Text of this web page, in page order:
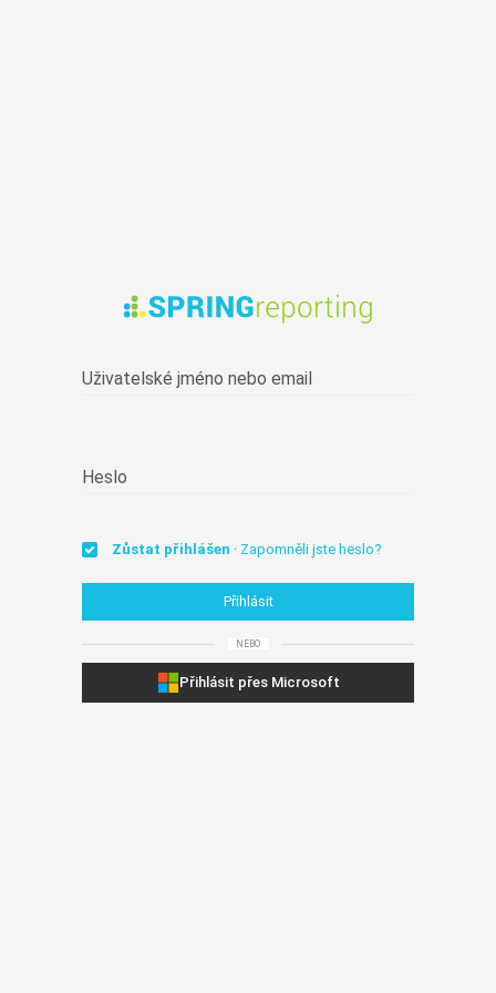
Uživatelské jméno nebo email
Heslo
Zůstat přihlášen · Zapomněli jste heslo?
Přihlásit
NEBO
Přihlásit přes Microsoft